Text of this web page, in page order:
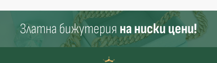
Златна бижутерия на ниски цени!